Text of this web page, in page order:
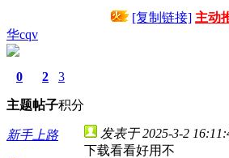
[复制链接] 主动
华cqv
0
主题
2
帖子
3
积分
新手上路 发表于 2025-3-2
下载看看好用不